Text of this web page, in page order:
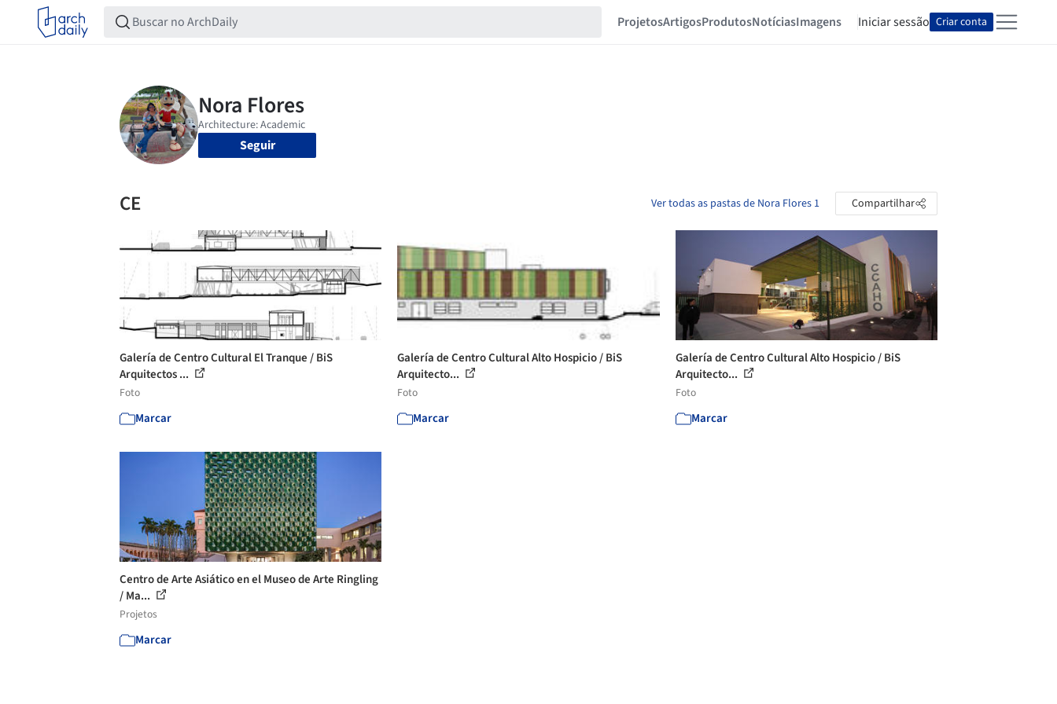
ProjetosArtigosProdutosNotíciasImagens Iniciar sessão Criar conta
Seguir
CE Ver todas as pastas de Nora Flores 1 Compartilhar
Galería de Centro Cultural El Tranque / BiS
Arquitectos ...
Foto
Marcar
Galería de Centro Cultural Alto Hospicio / BiS
Arquitecto...
Foto
Marcar
Galería de Centro Cultural Alto Hospicio / BiS
Arquitecto...
Foto
Marcar
Centro de Arte Asiático en el Museo de Arte Ringling
/ Ma...
Projetos
Marcar